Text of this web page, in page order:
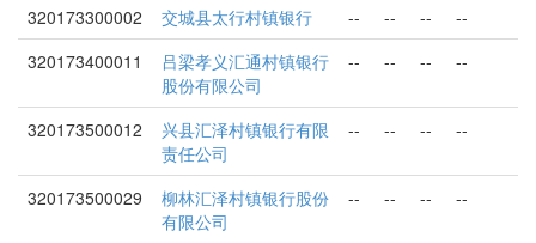
320173300002 交城县太行村镇银行 -- -- --
--
320173400011
吕梁孝义汇通村镇银行
股份有限公司
-- -- -- --
320173500012
兴县汇泽村镇银行有限
责任公司
-- -- -- --
320173500029
柳林汇泽村镇银行股份
有限公司
-- -- -- --